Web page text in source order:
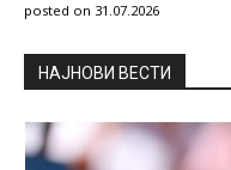
posted on 31.07.2026
НAЈНОВИ ВЕСТИ